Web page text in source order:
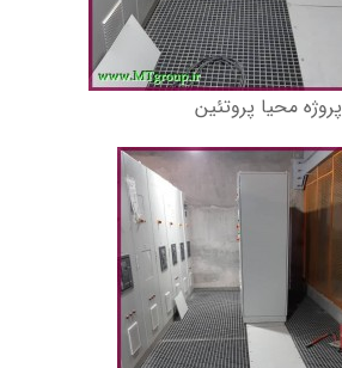
پروژه محیا پروتئین